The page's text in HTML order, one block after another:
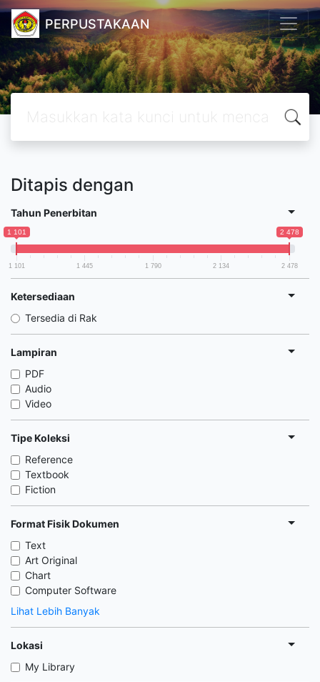
PERPUSTAKAAN
Ditapis dengan
Tahun Penerbitan
1 101 2 478
1 101 1 445 1 790 2 134 2 478
Ketersediaan
Tersedia di Rak
Lampiran
PDF
Audio
Video
Tipe Koleksi
Reference
Textbook
Fiction
Format Fisik Dokumen
Text
Art Original
Chart
Computer Software
Lihat Lebih Banyak
Lokasi
My Library